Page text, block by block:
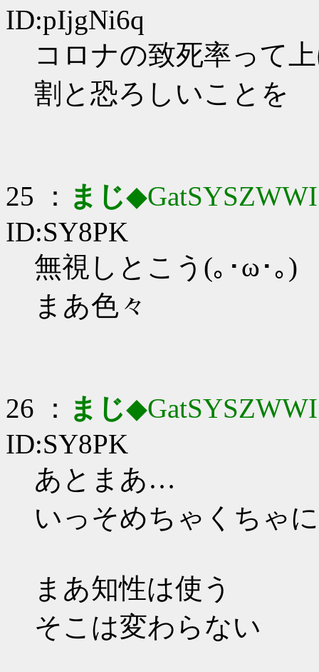
ID:pIjgNi6q
コロナの致死率って
割と恐ろしいことを
25 ： まじ◆GatSYSZWWI
ID:SY8PK
無視しとこう(｡･ω･｡)
まあ色々
26 ： まじ◆GatSYSZWWI
ID:SY8PK
あとまあ…
いっそめちゃくちゃ
まあ知性は使う
そこは変わらない